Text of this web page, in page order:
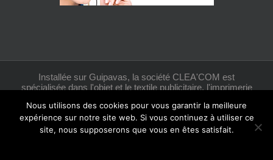
Installée sur Guipavas, la société CLEA'COM est
spécialisée dans l'objet et le textile publicitaire, l'imprimerie
Facebook
Nous utilisons des cookies pour vous garantir la meilleure
expérience sur notre site web. Si vous continuez à utiliser ce
site, nous supposerons que vous en êtes satisfait.